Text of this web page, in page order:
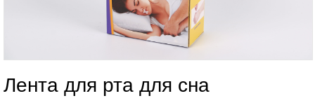
Лента для рта для сна